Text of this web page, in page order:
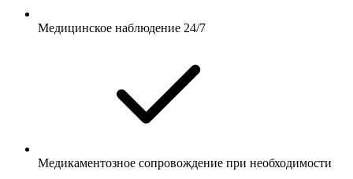
Медицинское наблюдение 24/7
Медикаментозное сопровождение при необходимости